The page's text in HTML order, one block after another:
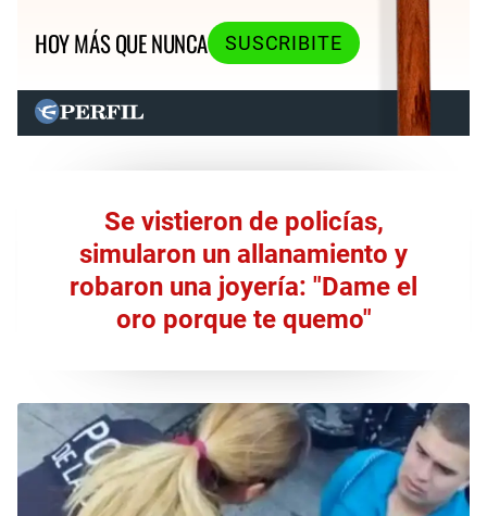
HOY MÁS QUE NUNCA
SUSCRIBITE
Se vistieron de policías,
simularon un allanamiento y
robaron una joyería: "Dame el
oro porque te quemo"